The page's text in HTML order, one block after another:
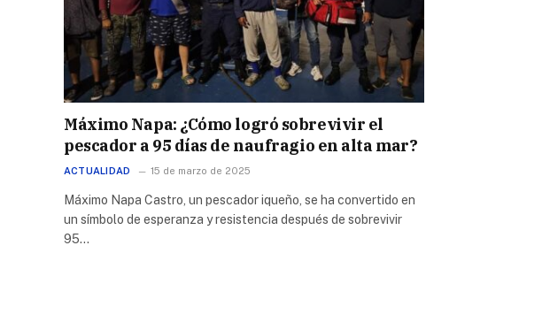
Máximo Napa: ¿Cómo logró sobrevivir el
pescador a 95 días de naufragio en alta mar?
ACTUALIDAD 15 de marzo de 2025
Máximo Napa Castro, un pescador iqueño, se ha convertido en
un símbolo de esperanza y resistencia después de sobrevivir
95…